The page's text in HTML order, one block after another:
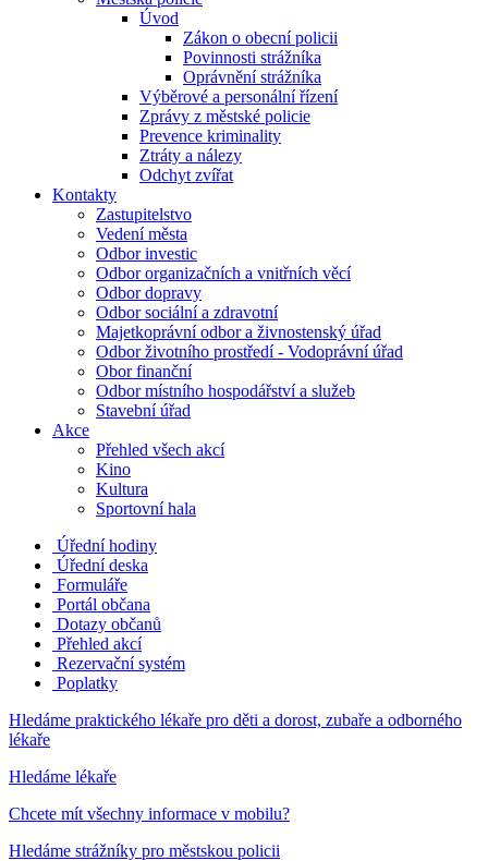
Úvod
Zákon o obecní policii
Povinnosti strážníka
Oprávnění strážníka
Výběrové a personální řízení
Zprávy z městské policie
Prevence kriminality
Ztráty a nálezy
Odchyt zvířat
Kontakty
Zastupitelstvo
Vedení města
Odbor investic
Odbor organizačních a vnitřních věcí
Odbor dopravy
Odbor sociální a zdravotní
Majetkoprávní odbor a živnostenský úřad
Odbor životního prostředí - Vodoprávní úřad
Obor finanční
Odbor místního hospodářství a služeb
Stavební úřad
Akce
Přehled všech akcí
Kino
Kultura
Sportovní hala
Úřední hodiny
Úřední deska
Formuláře
Portál občana
Dotazy občanů
Přehled akcí
Rezervační systém
Poplatky
Hledáme praktického lékaře pro děti a dorost, zubaře a odborného
lékaře
Hledáme lékaře
Chcete mít všechny informace v mobilu?
Hledáme strážníky pro městskou policii